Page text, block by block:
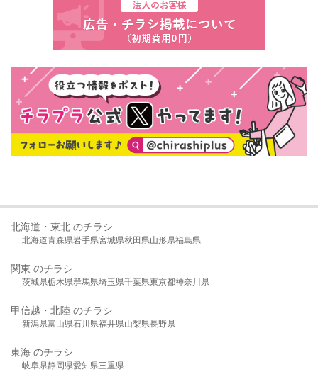
北海道・東北 のチラシ
北海道青森県岩手県宮城県秋田県山形県福島県
関東 のチラシ
茨城県栃木県群馬県埼玉県千葉県東京都神奈川県
甲信越・北陸 のチラシ
新潟県富山県石川県福井県山梨県長野県
東海 のチラシ
岐阜県静岡県愛知県三重県